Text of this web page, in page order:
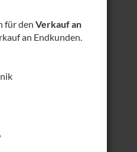
für den Verkauf an
an Endkunden.